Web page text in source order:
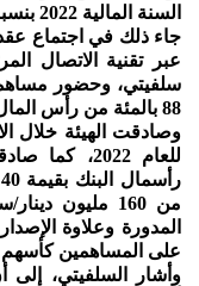
السنة المالية 2022 بنسبة 10 بالمئة من رأسمال البنك.
جاء ذلك في اجتماع
عبر تقنية الاتصال
سلفيتي، وحضور
88 بالمئة من رأس المال البالغ 160 مليون دينار أردني.
وصادقت الهيئة خلال
للعام 2022،
من 160 مليون
على المساهمين كأسهم